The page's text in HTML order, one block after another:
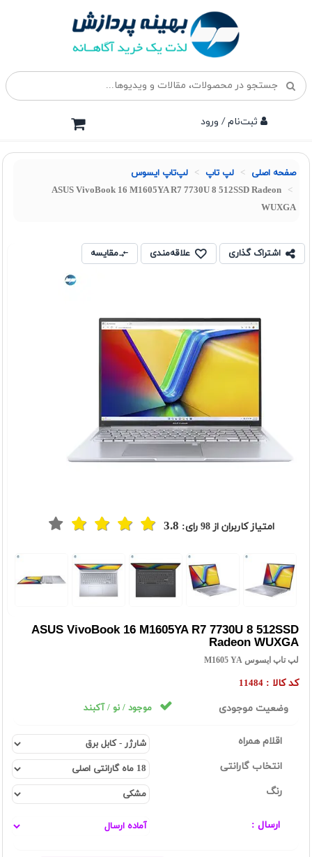
ثبت‌نام / ورود
صفحه اصلی لپ تاپ لپ‌تاپ ایسوس
ASUS VivoBook 16 M1605YA R7 7730U 8 512SSD Radeon
WUXGA
اشتراک گذاری علاقه‌مندی مقایسه
امتیاز کاربران از98 رای: 3.8
ASUS VivoBook 16 M1605YA R7 7730U 8 512SSD
Radeon WUXGA
لپ تاپ ایسوس M1605 YA
کد کالا : 11484
وضعیت موجودی موجود / نو / آکبند
اقلام همراه
انتخاب گارانتی
رنگ
ارسال :